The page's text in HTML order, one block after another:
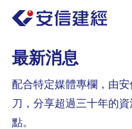
最新消息
配合特定媒體專欄，由
刀，分享超過三十年的
點。